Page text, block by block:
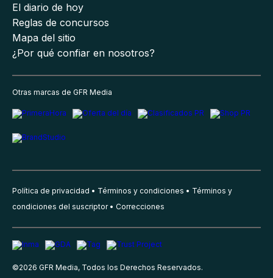
El diario de hoy
Reglas de concursos
Mapa del sitio
¿Por qué confiar en nosotros?
Otras marcas de GFR Media
Política de privacidad Términos y condiciones
Términos y
condiciones del suscriptor
Correcciones
©2026 GFR Media, Todos los Derechos Reservados.